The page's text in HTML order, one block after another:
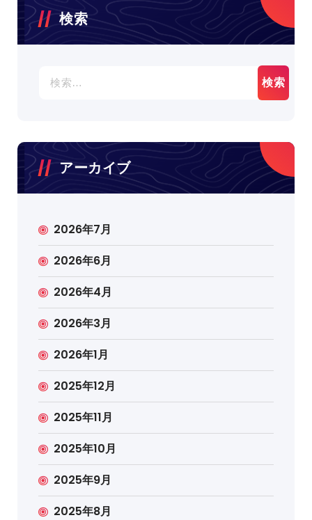
検索
索:
アーカイブ
2026年7月
2026年6月
2026年4月
2026年3月
2026年1月
2025年12月
2025年11月
2025年10月
2025年9月
2025年8月